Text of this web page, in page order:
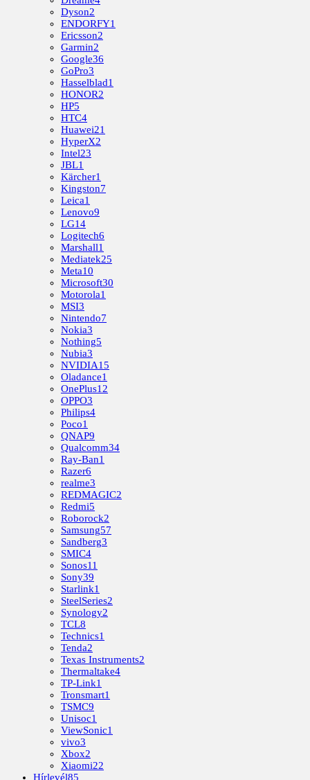
Dyson2
ENDORFY1
Ericsson2
Garmin2
Google36
GoPro3
Hasselblad1
HONOR2
HP5
HTC4
Huawei21
HyperX2
Intel23
JBL1
Kärcher1
Kingston7
Leica1
Lenovo9
LG14
Logitech6
Marshall1
Mediatek25
Meta10
Microsoft30
Motorola1
MSI3
Nintendo7
Nokia3
Nothing5
Nubia3
NVIDIA15
Oladance1
OnePlus12
OPPO3
Philips4
Poco1
QNAP9
Qualcomm34
Ray-Ban1
Razer6
realme3
REDMAGIC2
Redmi5
Roborock2
Samsung57
Sandberg3
SMIC4
Sonos11
Sony39
Starlink1
SteelSeries2
Synology2
TCL8
Technics1
Tenda2
Texas Instruments2
Thermaltake4
TP-Link1
Tronsmart1
TSMC9
Unisoc1
ViewSonic1
vivo3
Xbox2
Xiaomi22
Hírlevél85